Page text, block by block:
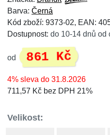
Barva: Černá
Kód zboží: 9373-02, EAN:
Dostupnost: do 10-14 dnů od
od 861 Kč
4% sleva do 31.8.2026
711,57 Kč bez DPH 21%
Velikost: